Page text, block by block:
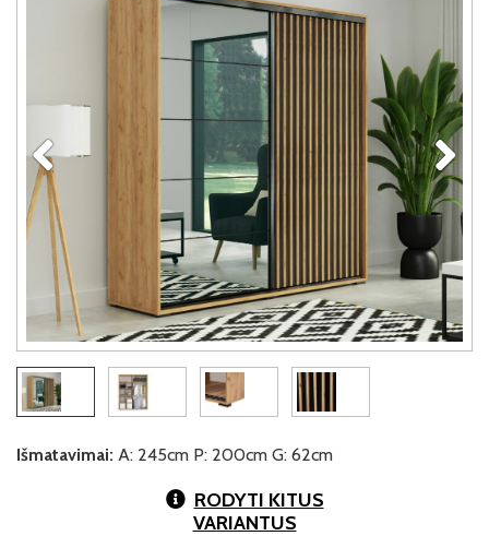
Išmatavimai: A: 245cm P: 200cm G: 62cm
RODYTI KITUS
VARIANTUS